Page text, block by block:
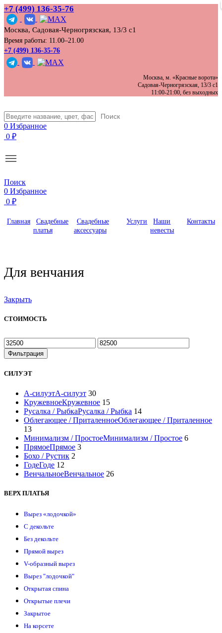
+7 (499) 136‑35‑76
Москва, Садовая-Черногрязская, 13/3 с1
Время работы: 11.00–21.00
+7 (499) 136-35-76
Москва, м. «Красные ворота»
Садовая-Черногрязская, 13/3 с1
11:00-21:00, без выходных
Поиск
0 Избранное
0 ₽
Поиск
0 Избранное
0 ₽
Главная
Свадебные
платья
Свадебные
аксессуары
Услуги
Наши
невесты
Контакты
Для венчания
Закрыть
СТОИМОСТЬ
Минимальная
цена
Максимальная
цена
Фильтрация
СИЛУЭТ
А-силуэтА-силуэт 30
КружевноеКружевное 15
Русалка / РыбкаРусалка / Рыбка 14
Облегающее / ПриталенноеОблегающее / Приталенное
13
Минимализм / ПростоеМинимализм / Простое 6
ПрямоеПрямое 3
Бохо / Рустик 2
ГодеГоде 12
ВенчальноеВенчальное 26
ВЕРХ ПЛАТЬЯ
Вырез «лодочкой»
С декольте
Без декольте
Прямой вырез
V-образный вырез
Вырез "лодочкой"
Открытая спина
Открытые плечи
Закрытое
На корсете